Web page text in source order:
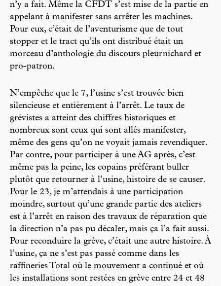
n’y a fait. Même la CFDT s’est mise de la partie en
appelant à manifester sans arrêter les machines.
Pour eux, c’était de l’aventurisme que de tout
stopper et le tract qu’ils ont distribué était un
morceau d’anthologie du discours pleurnichard et
pro-patron.
N’empêche que le 7, l’usine s’est trouvée bien
silencieuse et entièrement à l’arrêt. Le taux de
grévistes a atteint des chiffres historiques et
nombreux sont ceux qui sont allés manifester,
même des gens qu’on ne voyait jamais revendiquer.
Par contre, pour participer à une AG après, c’est
même pas la peine, les copains préférant buller
plutôt que retourner à l’usine, histoire de se causer.
Pour le 23, je m’attendais à une participation
moindre, surtout qu’une grande partie des ateliers
est à l’arrêt en raison des travaux de réparation que
la direction n’a pas pu décaler, mais ça l’a fait aussi.
Pour reconduire la grève, c’était une autre histoire. À
l’usine, ça ne s’est pas passé comme dans les
raffineries Total où le mouvement a continué et où
les installations sont restées en grève entre 24 et 48